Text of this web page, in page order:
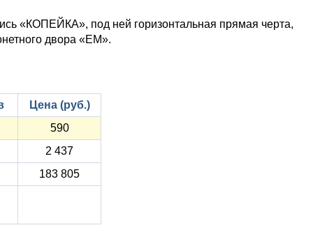
«КОПЕЙКА», под ней горизонтальная прямая черта,
двора «ЕМ».
Цена (руб.)
590
2 437
183 805